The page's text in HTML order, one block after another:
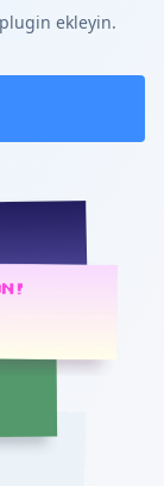
ekleyin.